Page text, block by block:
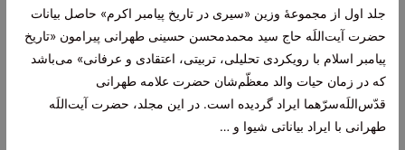
جلد اول از مجموعۀ وزین «سیری در تاریخ پیامبر اکرم» حاصل بیانات
حضرت آیت‌اللَه حاج سید محمدمحسن حسینی طهرانی پیرامون «تاریخ
پیامبر اسلام با رویکردی تحلیلی، تربیتی، اعتقادی و عرفانی» می‌باشد
که در زمان حیات والد معظّم‌شان حضرت علامه طهرانی
قدّس‌اللَه‌سرّهما ایراد گردیده است. در این مجلد، حضرت آیت‌اللَه
طهرانی با ایراد بیاناتی شیوا و …